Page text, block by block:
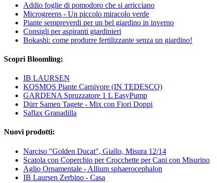
Addio foglie di pomodoro che si arricciano
Microgreens - Un piccolo miracolo verde
Piante sempreverdi per un bel giardino in inverno
Consigli per aspiranti giardinieri
Bokashi: come produrre fertilizzante senza un giardino!
Scopri Bloomling:
IB LAURSEN
KOSMOS Piante Carnivore (IN TEDESCO)
GARDENA Spruzzatore 1 L EasyPump
Dürr Samen Tagete - Mix con Fiori Doppi
Saflax Granadilla
Nuovi prodotti:
Narciso "Golden Ducat", Giallo, Misura 12/14
Scatola con Coperchio per Crocchette per Cani con Misurino
Aglio Ornamentale - Allium sphaerocephalon
IB Laursen Zerbino - Casa